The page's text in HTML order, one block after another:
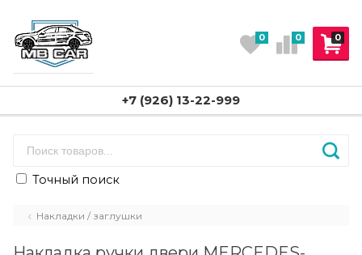
0
0 0
+7 (926) 13-22-999
Точный поиск
Накладки / заглушки